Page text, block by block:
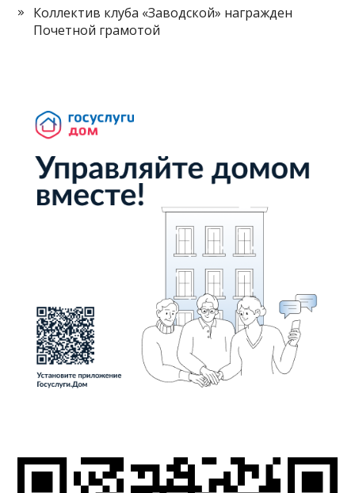
Коллектив клуба «Заводской» награжден
Почетной грамотой